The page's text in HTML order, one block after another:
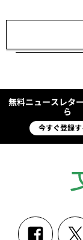
無料ニュースレタ
ら
今すぐ登録